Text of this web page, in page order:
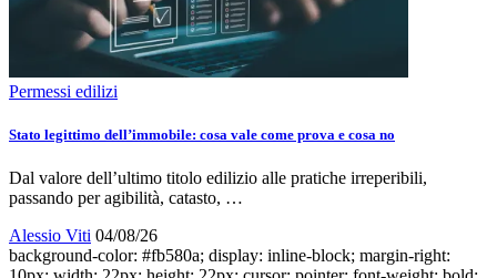
Permessi edilizi
Stato legittimo dell’immobile: cosa vale come prova e cosa no
Dal valore dell’ultimo titolo edilizio alle pratiche irreperibili,
passando per agibilità, catasto, …
Alessio Viti 04/08/26
background-color: #fb580a; display: inline-block; margin-right: